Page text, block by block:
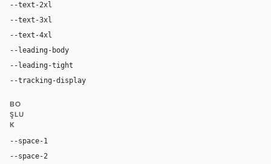
--text-2xl
--text-3xl
--text-4xl
--leading-body
--leading-tight
--tracking-display
BO
ŞLU
K
--space-1
--space-2